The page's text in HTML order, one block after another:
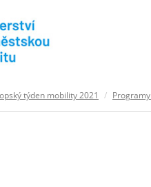
týden mobility 2021